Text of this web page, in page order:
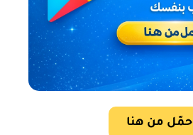
حمّل من هنا